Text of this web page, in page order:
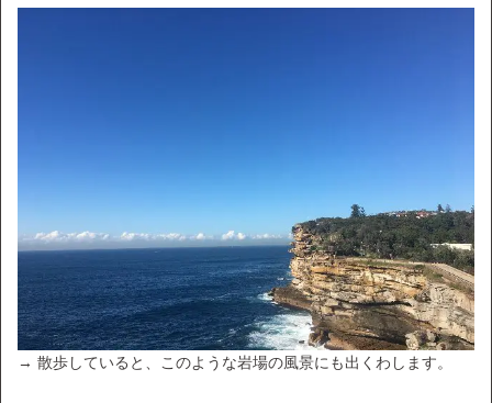
→ 散歩していると、このような岩場の風景にも出くわします。